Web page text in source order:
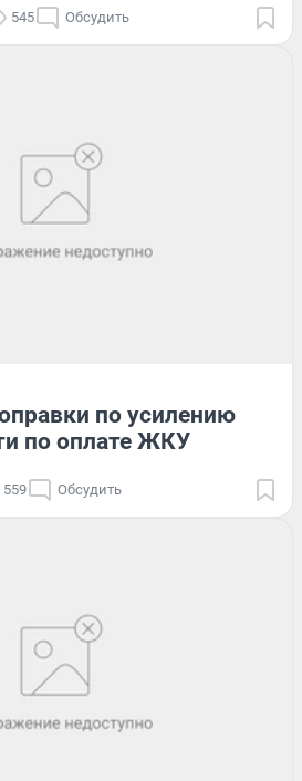
545 Обсудить
по усилению
по оплате ЖКУ
559 Обсудить